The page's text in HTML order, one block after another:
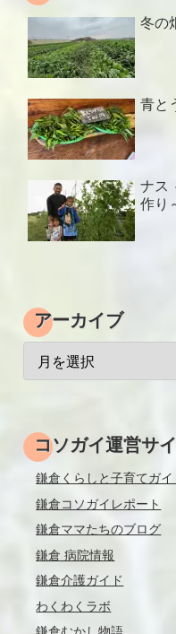
冬の
青と
ナス
作り
アーカイブ
コソガイ運営サ
鎌倉くらしと子育てガイ
鎌倉コソガイレポート
鎌倉ママたちのブログ
鎌倉 病院情報
鎌倉介護ガイド
わくわくラボ